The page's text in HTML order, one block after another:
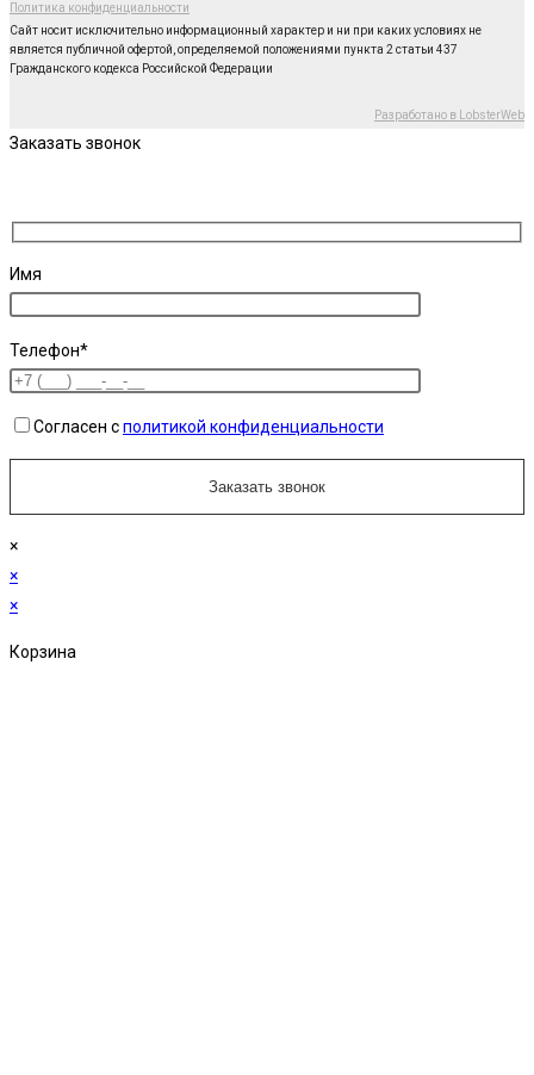
Политика конфиденциальности
Сайт носит исключительно информационный характер и ни при каких условиях не
является публичной офертой, определяемой положениями пункта 2 статьи 437
Гражданского кодекса Российской Федерации
Разработано в LobsterWeb
Заказать звонок
Имя
Телефон*
Согласен сполитикой конфиденциальности
×
×
×
Корзина